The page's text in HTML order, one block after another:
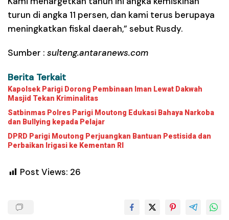
turun di angka 11 persen, dan kami terus berupaya
meningkatkan fiskal daerah,” sebut Rusdy.
Sumber : sulteng.antaranews.com
Berita Terkait
Kapolsek Parigi Dorong Pembinaan Iman Lewat Dakwah
Masjid Tekan Kriminalitas
Satbinmas Polres Parigi Moutong Edukasi Bahaya Narkoba
dan Bullying kepada Pelajar
DPRD Parigi Moutong Perjuangkan Bantuan Pestisida dan
Perbaikan Irigasi ke Kementan RI
Post Views: 26